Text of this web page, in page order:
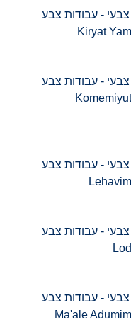
צבעי - עבודות צבע
צבעי - עבודות צבע
צבעי - עבודות צבע
צבעי - עבודות צבע
צבעי - עבודות צבע